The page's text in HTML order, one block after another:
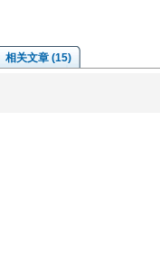
相关文章 (15)